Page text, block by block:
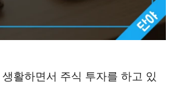
활하면서 주식 투자를 하고 있